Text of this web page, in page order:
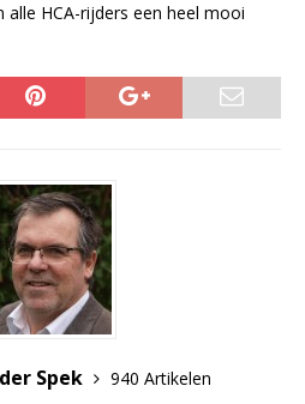
HCA-rijders een heel mooi
Spek
940 Artikelen